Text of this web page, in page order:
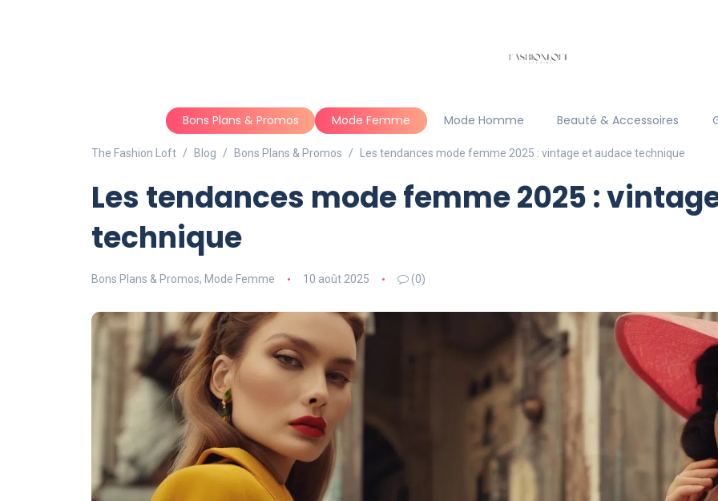
Bons Plans & Promos Mode Femme Mode Homme Beauté & Accessoires
The Fashion Loft Blog Bons Plans & Promos Les tendances mode femme 2025 : vintage et audace technique
Les tendances mode femme 2025 :
technique
Bons Plans & Promos, Mode Femme 10 août 2025 (0)